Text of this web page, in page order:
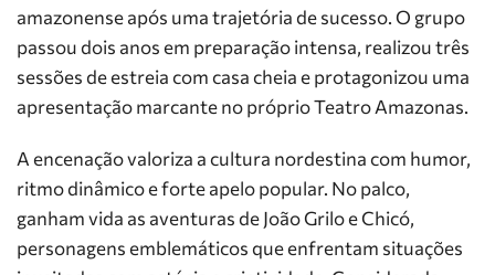
amazonense após uma trajetória de sucesso. O grupo
passou dois anos em preparação intensa, realizou três
sessões de estreia com casa cheia e protagonizou uma
apresentação marcante no próprio Teatro Amazonas.
A encenação valoriza a cultura nordestina com humor,
ritmo dinâmico e forte apelo popular. No palco,
ganham vida as aventuras de João Grilo e Chicó,
personagens emblemáticos que enfrentam situações